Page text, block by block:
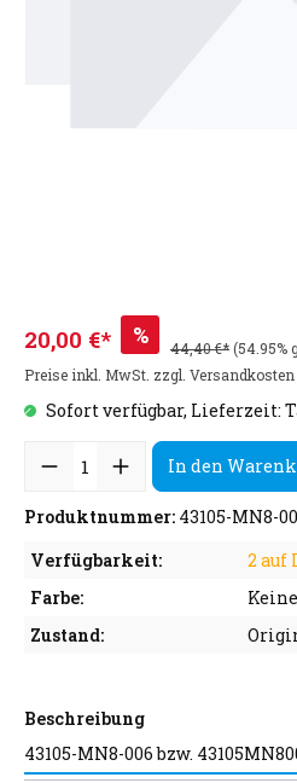
20,00 €* % 44,40 €*(54.95%
Preise inkl. MwSt. zzgl. Versandkosten
Sofort verfügbar, Lieferzeit:
In den
Produktnummer: 43105-MN8-
Verfügbarkeit:
2 auf
Farbe:
Zustand:
Beschreibung
43105-MN8-006 bzw.